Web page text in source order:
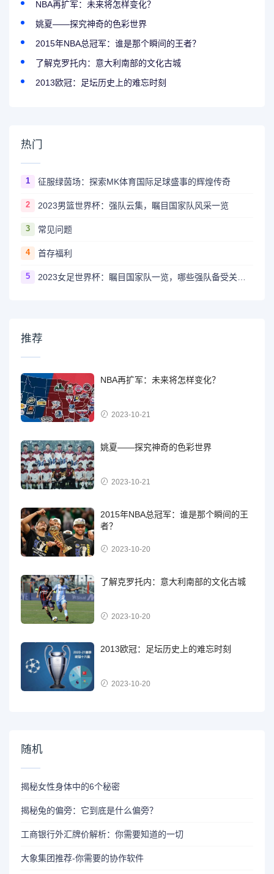
NBA再扩军：未来将怎样变化？
姚夏——探究神奇的色彩世界
2015年NBA总冠军：谁是那个瞬间的王者？
了解克罗托内：意大利南部的文化古城
2013欧冠：足坛历史上的难忘时刻
热门
1 征服绿茵场：探索MK体育国际足球盛事的辉煌传奇
2 2023男篮世界杯：强队云集，瞩目国家队风采一览
3 常见问题
4 首存福利
5
推荐
NBA再扩军：未来将怎样变化？
2023-10-21
姚夏——探究神奇的色彩世界
2023-10-21
2015年NBA总冠军：谁是那个瞬间的王
者？
2023-10-20
了解克罗托内：意大利南部的文化古城
2023-10-20
2013欧冠：足坛历史上的难忘时刻
2023-10-20
随机
揭秘女性身体中的6个秘密
揭秘兔的偏旁：它到底是什么偏旁？
工商银行外汇牌价解析：你需要知道的一切
大象集团推荐-你需要的协作软件